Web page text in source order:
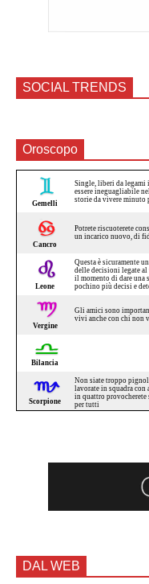
SOCIAL TRENDS
Oroscopo
DAL WEB